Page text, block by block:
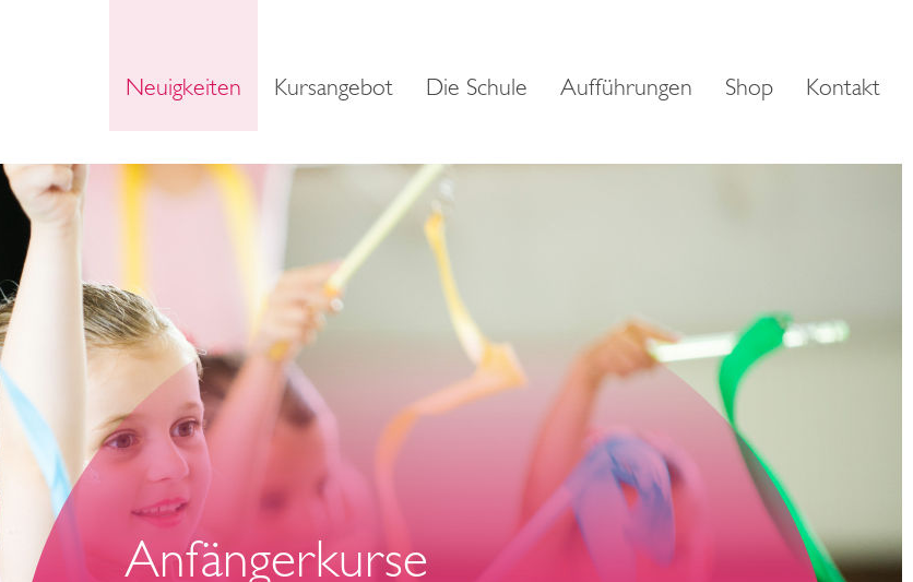
Neuigkeiten Kursangebot Die Schule Aufführungen Shop Kontakt
Anfängerkurse